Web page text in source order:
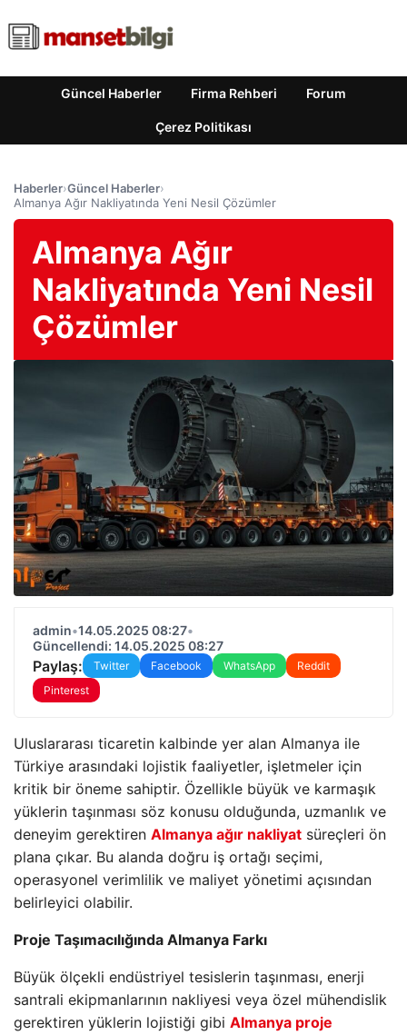
Güncel Haberler Firma Rehberi Forum
Çerez Politikası
Haberler›Güncel Haberler›
Almanya Ağır Nakliyatında Yeni Nesil Çözümler
Almanya Ağır
Nakliyatında Yeni Nesil
Çözümler
admin•14.05.2025 08:27•
Güncellendi: 14.05.2025 08:27
Paylaş: Twitter Facebook WhatsApp
Reddit
Pinterest
Uluslararası ticaretin kalbinde yer alan Almanya ile
Türkiye arasındaki lojistik faaliyetler, işletmeler için
kritik bir öneme sahiptir. Özellikle büyük ve karmaşık
yüklerin taşınması söz konusu olduğunda, uzmanlık ve
deneyim gerektiren Almanya ağır nakliyat süreçleri ön
plana çıkar. Bu alanda doğru iş ortağı seçimi,
operasyonel verimlilik ve maliyet yönetimi açısından
belirleyici olabilir.
Proje Taşımacılığında Almanya Farkı
Büyük ölçekli endüstriyel tesislerin taşınması, enerji
santrali ekipmanlarının nakliyesi veya özel mühendislik
gerektiren yüklerin lojistiği gibi Almanya proje